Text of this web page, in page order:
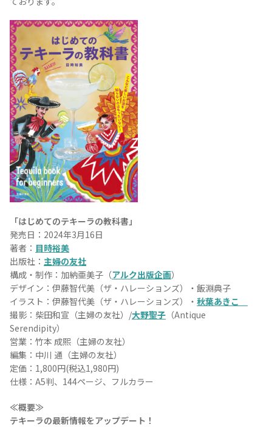
メキシコ料理
メキシコの記念日
イベント一覧
お問合せ プライバシーポリシー
「はじめてのテキーラの教科書」
発売日：2024年3月16日
著者： 目時裕美
出版社： 主婦の友社
構成・制作：加納亜美子（アルク出版企画）
デザイン：伊藤智代美（ザ・ハレーションズ）・飯淵典子
イラスト：伊藤智代美（ザ・ハレーションズ）・ 秋葉あきこ
撮影：柴田和宣（主婦の友社）/大野聖子 （Antique
Serendipity）
営業：竹本 成熙（主婦の友社）
編集：中川 通（主婦の友社）
定価：1,800円(税込1,980円)
仕様：A5判、144ページ、フルカラー
≪概要≫
テキーラの最新情報をアップデート！